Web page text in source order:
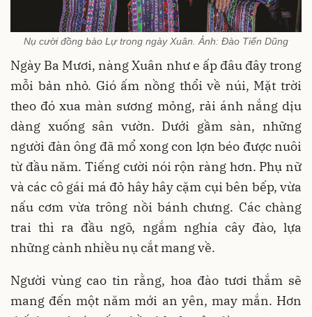
Nụ cười đồng bào Lự trong ngày Xuân. Ảnh: Đào Tiến Dũng
Ngày Ba Mươi, nàng Xuân như e ấp đâu đây trong
mỗi bản nhỏ. Gió ấm nồng thổi về núi, Mặt trời
theo đó xua màn sương mỏng, rải ánh nắng dịu
dàng xuống sân vườn. Dưới gầm sàn, những
người đàn ông đã mổ xong con lợn béo được nuôi
từ đầu năm. Tiếng cười nói rộn ràng hơn. Phụ nữ
và các cô gái má đỏ hây hây cặm cụi bên bếp, vừa
nấu cơm vừa trông nồi bánh chưng. Các chàng
trai thì ra đầu ngõ, ngắm nghía cây đào, lựa
những cành nhiều nụ cắt mang về.
Người vùng cao tin rằng, hoa đào tươi thắm sẽ
mang đến một năm mới an yên, may mắn. Hơn